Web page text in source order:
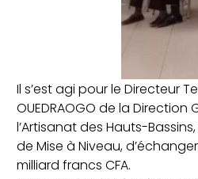
Il s’est agi pour le Directeur
OUEDRAOGO de la
l’Artisanat des Hauts-
de Mise à Niveau,
milliard francs CFA.